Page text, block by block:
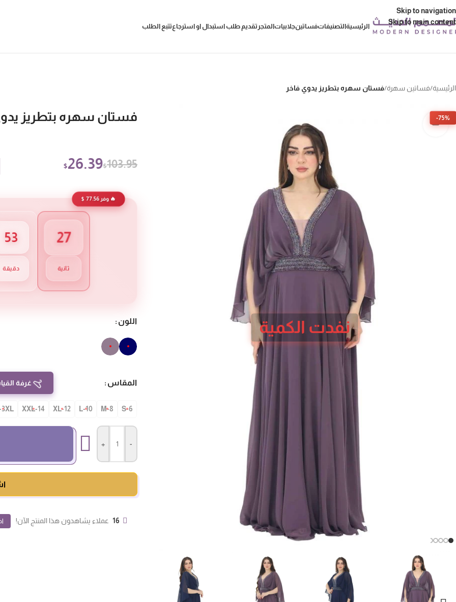
Skip to navigation
Skip to main content
الرئيسيةالتصنيفاتفساتينجلابياتالمتجر تقديم طلب استبدال او استرجاعتتبع الطلب
الرئيسية/فساتين سهرة/فستان سهره بتطريز يدوي فاخر
نفدت الكمية
-75% فستان سهره بتطريز
$103.95
$26.39
🔥 وفر 77.56 $
53
دقيقة
26
ثانية
اللون
المقاس غرفة
S-6
8-M
10-L
12-XL
14-XXL
3XL
-
+
16 عملاء يشاهدون هذا المنتج الآن!